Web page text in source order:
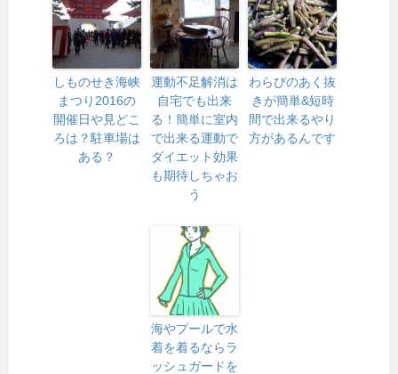
しものせき海峡
まつり2016の
開催日や見どこ
ろは？駐車場は
ある？
運動不足解消は
自宅でも出来
る！簡単に室内
で出来る運動で
ダイエット効果
も期待しちゃお
う
わらびのあく抜
きが簡単&短時
間で出来るやり
方があるんです
海やプールで水
着を着るならラ
ッシュガードを